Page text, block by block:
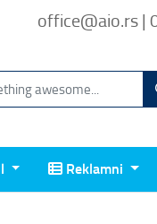
office@aio.rs |
Reklamni
Reklamni